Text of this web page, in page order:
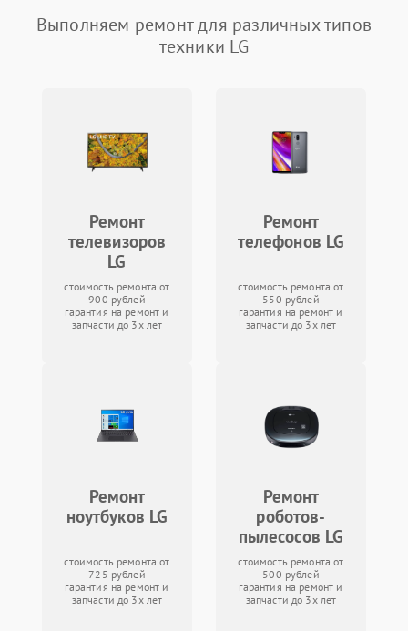
Выполняем ремонт для различных типов
техники LG
Ремонт
телевизоров
LG
стоимость ремонта от
900 рублей
гарантия на ремонт и
запчасти до 3х лет
Ремонт
телефонов LG
стоимость ремонта от
550 рублей
гарантия на ремонт и
запчасти до 3х лет
Ремонт
ноутбуков LG
стоимость ремонта от
725 рублей
гарантия на ремонт и
запчасти до 3х лет
Ремонт
роботов-
пылесосов LG
стоимость ремонта от
500 рублей
гарантия на ремонт и
запчасти до 3х лет